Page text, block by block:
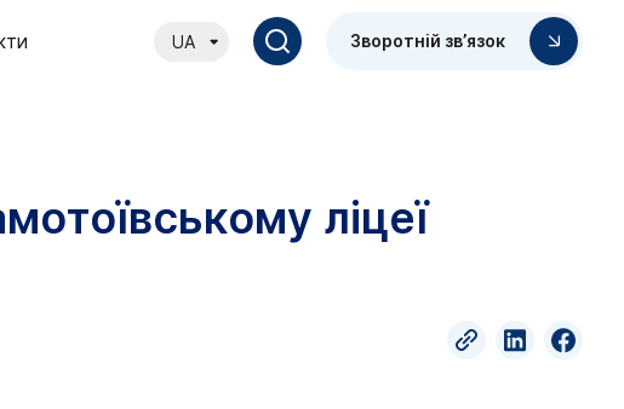
UA Зворотній зв’язок
ліцеї